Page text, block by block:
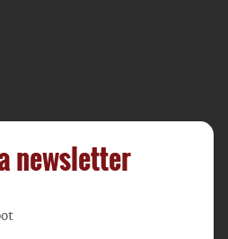
newsletter